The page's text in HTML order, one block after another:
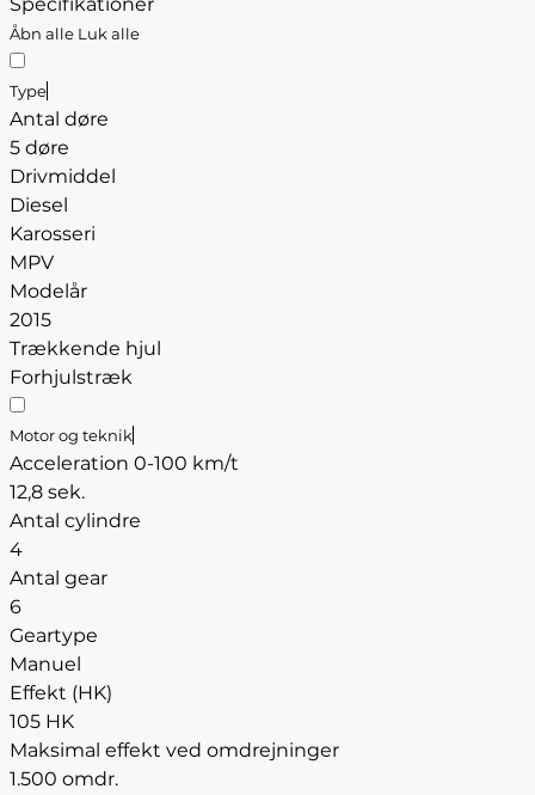
Åbn alle Luk alle
Type
Antal døre
5 døre
Drivmiddel
Diesel
Karosseri
MPV
Modelår
2015
Trækkende hjul
Forhjulstræk
Motor og teknik
Acceleration 0-100 km/t
12,8 sek.
Antal cylindre
4
Antal gear
6
Geartype
Manuel
Effekt (HK)
105 HK
Maksimal effekt ved omdrejninger
1.500 omdr.